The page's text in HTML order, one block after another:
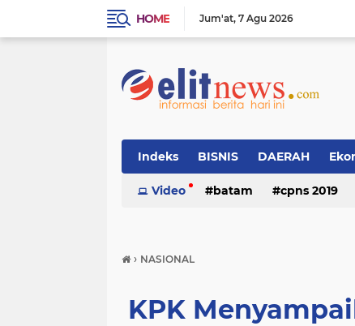
HOME Jum'at 7 Agu 2026
Indeks BISNIS DAERAH
Video batam cpns 2019
› NASIONAL
KPK